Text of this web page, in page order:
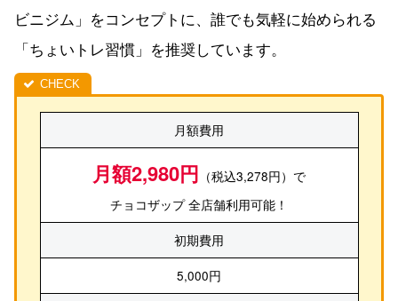
ビニジム」をコンセプトに、誰でも気軽に始められる
「ちょいトレ習慣」を推奨しています。
月額費用
月額2,980円 （税込3,278円）で
チョコザップ 全店舗利用可能！
初期費用
5,000円